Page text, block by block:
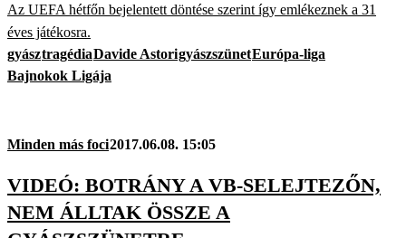
Az UEFA hétfőn bejelentett döntése szerint így emlékeznek a 31
éves játékosra.
gyásztragédiaDavide AstorigyászszünetEurópa-liga
Bajnokok Ligája
Minden más foci2017.06.08. 15:05
VIDEÓ: BOTRÁNY A VB-SELEJTEZŐN,
NEM ÁLLTAK ÖSSZE A